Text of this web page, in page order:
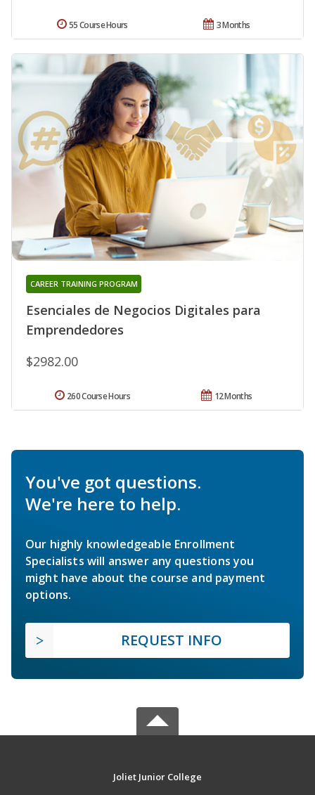
3 Months
55 Course Hours
Esenciales de Negocios Digitales para
Emprendedores
CAREER TRAINING PROGRAM
$2982.00
12 Months
260 Course Hours
You've got questions.
We're here to help.
Our highly knowledgeable Enrollment
Specialists will answer any questions you
might have about the course and payment
options.
REQUEST INFO
Joliet Junior College